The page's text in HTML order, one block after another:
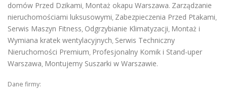
domów Przed Dzikami, Montaż okapu Warszawa. Zarządzanie
nieruchomościami luksusowymi, Zabezpieczenia Przed Ptakami,
Serwis Maszyn Fitness, Odgrzybianie Klimatyzacji, Montaż i
Wymiana kratek wentylacyjnych, Serwis Techniczny
Nieruchomości Premium, Profesjonalny Komik i Stand-uper
Warszawa, Montujemy Suszarki w Warszawie.
Dane firmy: